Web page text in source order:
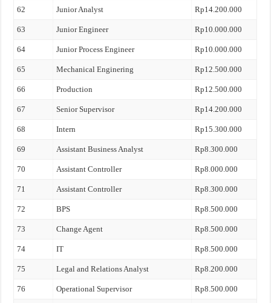
62 Junior Analyst Rp14.200.000
63 Junior Engineer Rp10.000.000
64 Junior Process Engineer Rp10.000.000
65 Mechanical Enginering Rp12.500.000
66 Production Rp12.500.000
67 Senior Supervisor Rp14.200.000
68 Intern Rp15.300.000
69 Assistant Business Analyst Rp8.300.000
70 Assistant Controller Rp8.000.000
71 Assistant Controller Rp8.300.000
72 BPS Rp8.500.000
73 Change Agent Rp8.500.000
74 IT Rp8.500.000
75 Legal and Relations Analyst Rp8.200.000
76 Operational Supervisor Rp8.500.000